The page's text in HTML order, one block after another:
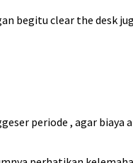
begitu clear the desk
periode , agar biaya